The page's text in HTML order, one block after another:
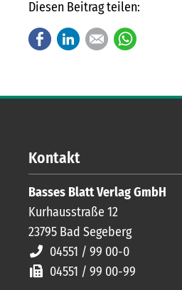
Diesen Beitrag teilen:
FacebookLinkedInE-mail
Kontakt
Basses Blatt Verlag GmbH
Kurhausstraße 12
23795 Bad Segeberg
04551 / 99 00-0
04551 / 99 00-99